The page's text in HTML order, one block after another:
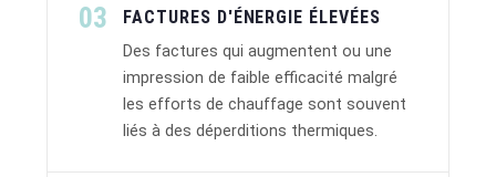
03 FACTURES D'ÉNERGIE ÉLEVÉES
Des factures qui augmentent ou une
impression de faible efficacité malgré
les efforts de chauffage sont souvent
liés à des déperditions thermiques.